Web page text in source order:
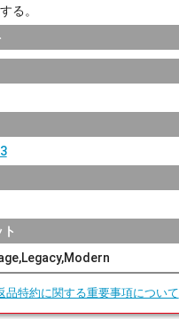
る。
品特約に関する重要事項について